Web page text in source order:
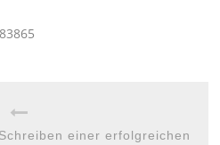
einer erfolgreichen